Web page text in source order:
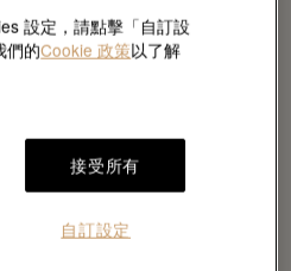
設定，請點擊「自訂設
們的Cookie 政策以了解
接受所有
自訂設定